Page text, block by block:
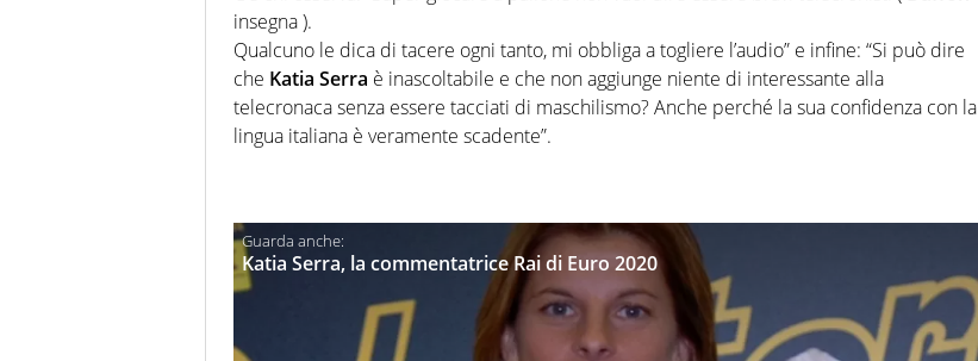
insegna ).
Qualcuno le dica di tacere ogni tanto, mi obbliga a togliere l’audio” e infine: “Si può dire
che Katia Serra è inascoltabile e che non aggiunge niente di interessante alla
telecronaca senza essere tacciati di maschilismo? Anche perché la sua confidenza con la
lingua italiana è veramente scadente”.
Katia Serra, la commentatrice Rai di Euro 2020